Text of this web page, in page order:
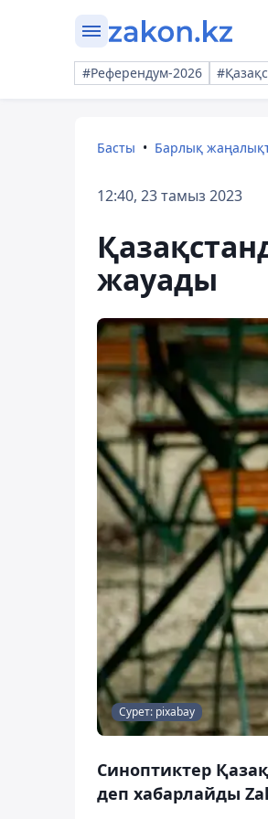
#Референдум-2026
Басты Барлық
12:40, 23 тамыз 2023
жауады
Сурет: pixabay
Синоптиктер
деп хабарлайды